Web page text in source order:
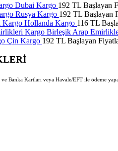
Dubai Kargo 192 TL Başlayan
Rusya Kargo 192 TL Başlayan
Hollanda Kargo 116 TL
Birleşik Arap
Çin Kargo 192 TL Başlayan
Banka Kartları veya Havale/EFT ile ödeme